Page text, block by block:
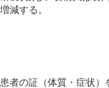
減する。
者の証（体質・症状）